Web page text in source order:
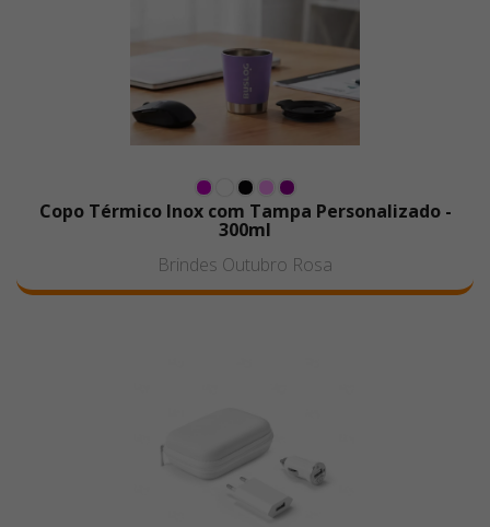
Copo Térmico Inox com Tampa Personalizado -
300ml
Brindes Outubro Rosa